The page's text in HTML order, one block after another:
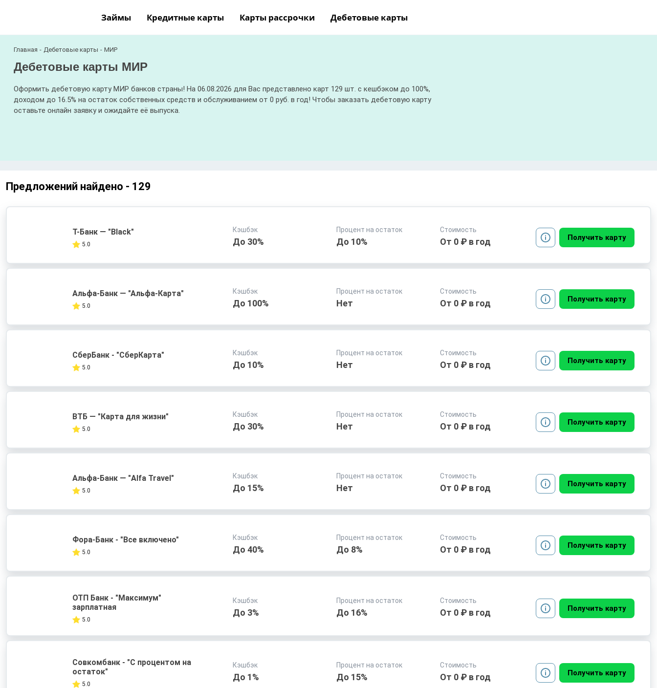
Займы Кредитные карты Карты рассрочки Дебетовые карты
Главная Дебетовые карты МИР
Дебетовые карты МИР
Оформить дебетовую карту МИР банков страны! На 06.08.2026 для Вас представлено карт 129 шт. с кешбэком до 100%,
доходом до 16.5% на остаток собственных средств и обслуживанием от 0 руб. в год! Чтобы заказать дебетовую карту
оставьте онлайн заявку и ожидайте её выпуска.
Предложений найдено - 129
Т-Банк — "Black"
5.0
Кэшбэк
До 30%
Процент на остаток
До 10%
Стоимость
От 0 ₽ в год Получить карту
Альфа-Банк — "Альфа-Карта"
5.0
Кэшбэк
До 100%
Процент на остаток
Нет
Стоимость
От 0 ₽ в год Получить карту
СберБанк - "СберКарта"
5.0
Кэшбэк
До 10%
Процент на остаток
Нет
Стоимость
От 0 ₽ в год Получить карту
ВТБ — "Карта для жизни"
5.0
Кэшбэк
До 30%
Процент на остаток
Нет
Стоимость
От 0 ₽ в год Получить карту
Альфа-Банк — "Alfa Travel"
5.0
Кэшбэк
До 15%
Процент на остаток
Нет
Стоимость
От 0 ₽ в год Получить карту
Фора-Банк - "Все включено"
5.0
Кэшбэк
До 40%
Процент на остаток
До 8%
Стоимость
От 0 ₽ в год Получить карту
ОТП Банк - "Максимум"
зарплатная
5.0
Кэшбэк
До 3%
Процент на остаток
До 16%
Стоимость
От 0 ₽ в год Получить карту
Совкомбанк - "С процентом на
остаток"
5.0
Кэшбэк
До 1%
Процент на остаток
До 15%
Стоимость
От 0 ₽ в год Получить карту